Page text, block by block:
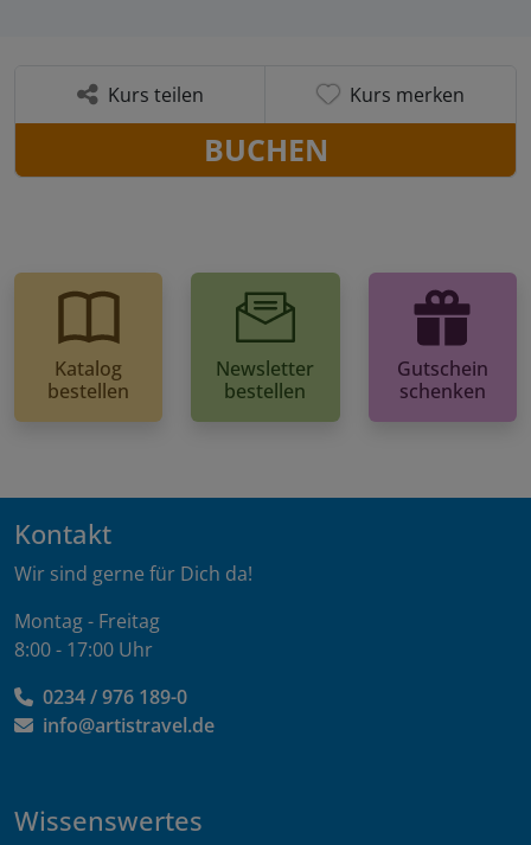
Kurs teilen Kurs merken
BUCHEN
Katalog
bestellen
Newsletter
bestellen
Gutschein
schenken
Kontakt
Wir sind gerne für Dich da!
Montag - Freitag
8:00 - 17:00 Uhr
0234 / 976 189-0
info@artistravel.de
Wissenswertes